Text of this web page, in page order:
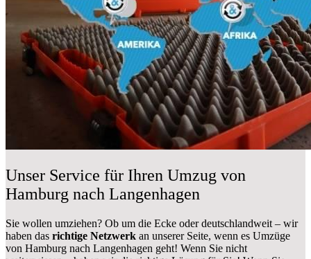
Unser Service für Ihren Umzug von
Hamburg nach Langenhagen
Sie wollen umziehen? Ob um die Ecke oder deutschlandweit – wir
haben das richtige Netzwerk an unserer Seite, wenn es Umzüge
von Hamburg nach Langenhagen geht! Wenn Sie nicht